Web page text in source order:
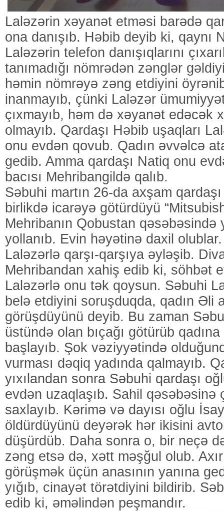
Laləzərin xəyanət etməsi barədə
ona danışıb. Həbib deyib ki, qaynı
Laləzərin telefon danışıqlarını
tanımadığı nömrədən zənglər
həmin nömrəyə zəng etdiyini
inanmayıb, çünki Laləzər
çıxmayıb, həm də xəyanət edəcək
olmayıb. Qardaşı Həbib uşaqları
onu evdən qovub. Qadın əvvəlcə
gedib. Amma qardaşı Natiq onu
bacısı Mehribangildə qalıb.
Səbuhi martın 26-da axşam
birlikdə icarəyə götürdüyü
Mehribanın Qobustan qəsəbəsində
yollanıb. Evin həyətinə daxil
Laləzərlə qarşı-qarşıya əyləşib.
Mehribandan xahiş edib ki, söhbət
Laləzərlə onu tək qoysun. Səbuhi
belə etdiyini soruşduqda, qadın Əli
görüşdüyünü deyib. Bu zaman
üstündə olan bıçağı götürüb
başlayıb. Şok vəziyyətində
vurması dəqiq yadında qalmayıb.
yıxılandan sonra Səbuhi qardaşı
evdən uzaqlaşıb. Sahil qəsəbəsinə
saxlayıb. Kərimə və dayısı oğlu
öldürdüyünü deyərək hər ikisini
düşürdüb. Daha sonra o, bir neçə
zəng etsə də, xətt məşğul olub.
görüşmək üçün anasının yanına
yığıb, cinayət törətdiyini bildirib.
edib ki, əməlindən peşmandır.